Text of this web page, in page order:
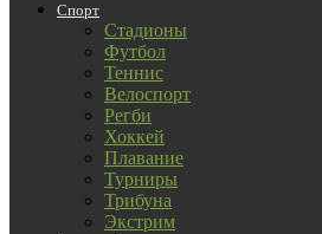
Спорт
Стадионы
Футбол
Теннис
Велоспорт
Регби
Хоккей
Плавание
Турниры
Трибуна
Экстрим